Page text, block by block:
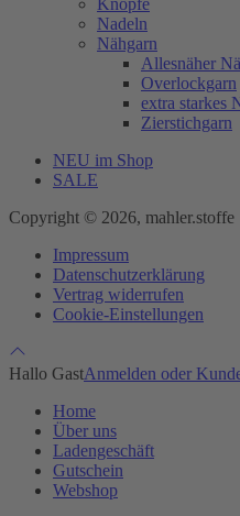
Nadeln
Nähgarn
Allesnäher
Overlockgarn
extra starkes
Zierstichgarn
NEU im Shop
SALE
Copyright © 2026, mahler.stoffe
Impressum
Datenschutzerklärung
Vertrag widerrufen
Cookie-Einstellungen
Hallo GastAnmelden oder
Home
Über uns
Ladengeschäft
Gutschein
Webshop